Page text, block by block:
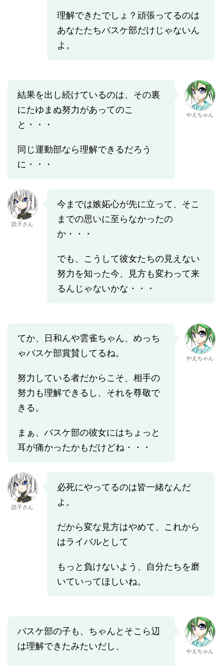
理解できたでしょ？頑張ってるのは
あなたたちバスケ部だけじゃないん
よ。
結果を出し続けているのは、その裏
にたゆまぬ努力があってのこ
と・・・
同じ運動部なら理解できるだろう
に・・・
やえちゃん
読子さん
今までは嫉妬心が先に立って、そこ
までの思いに至らなかったの
か・・・
でも、こうして彼女たちの見えない
努力を知った今、見方も変わって来
るんじゃないかな・・・
てか、日和んや雲雀ちゃん、めっち
ゃバスケ部賞賛してるね。
努力している者だからこそ、相手の
努力も理解できるし、それを尊敬で
きる。
まぁ、バスケ部の彼女にはちょっと
耳が痛かったかもだけどね・・・
やえちゃん
読子さん
必死にやってるのは皆一緒なんだ
よ。
だから変な見方はやめて、これから
はライバルとして
もっと負けないよう、自分たちを磨
いていってほしいね。
バスケ部の子も、ちゃんとそこら辺
は理解できたみたいだし、
やえちゃん